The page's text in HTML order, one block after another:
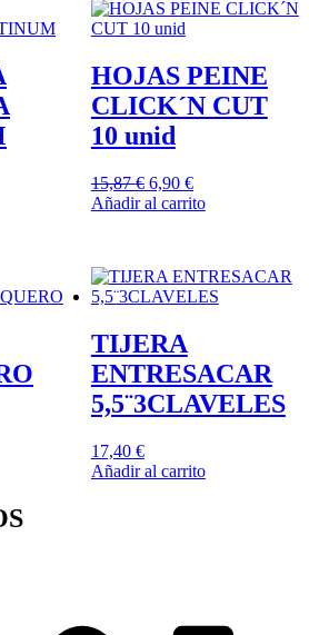
HOJAS PEINE
CLICK´N CUT
10 unid
15,87€ El
precio
6,90 €El
precio
Añadir al carrito
TIJERA
ENTRESACAR
5,5¨3CLAVELES
17,40 €
Añadir al carrito